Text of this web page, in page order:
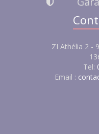
ZI Athélia 2 -
Tel:
Email :